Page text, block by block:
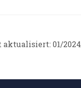
aktualisiert: 01/2024